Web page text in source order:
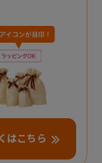
はこちら